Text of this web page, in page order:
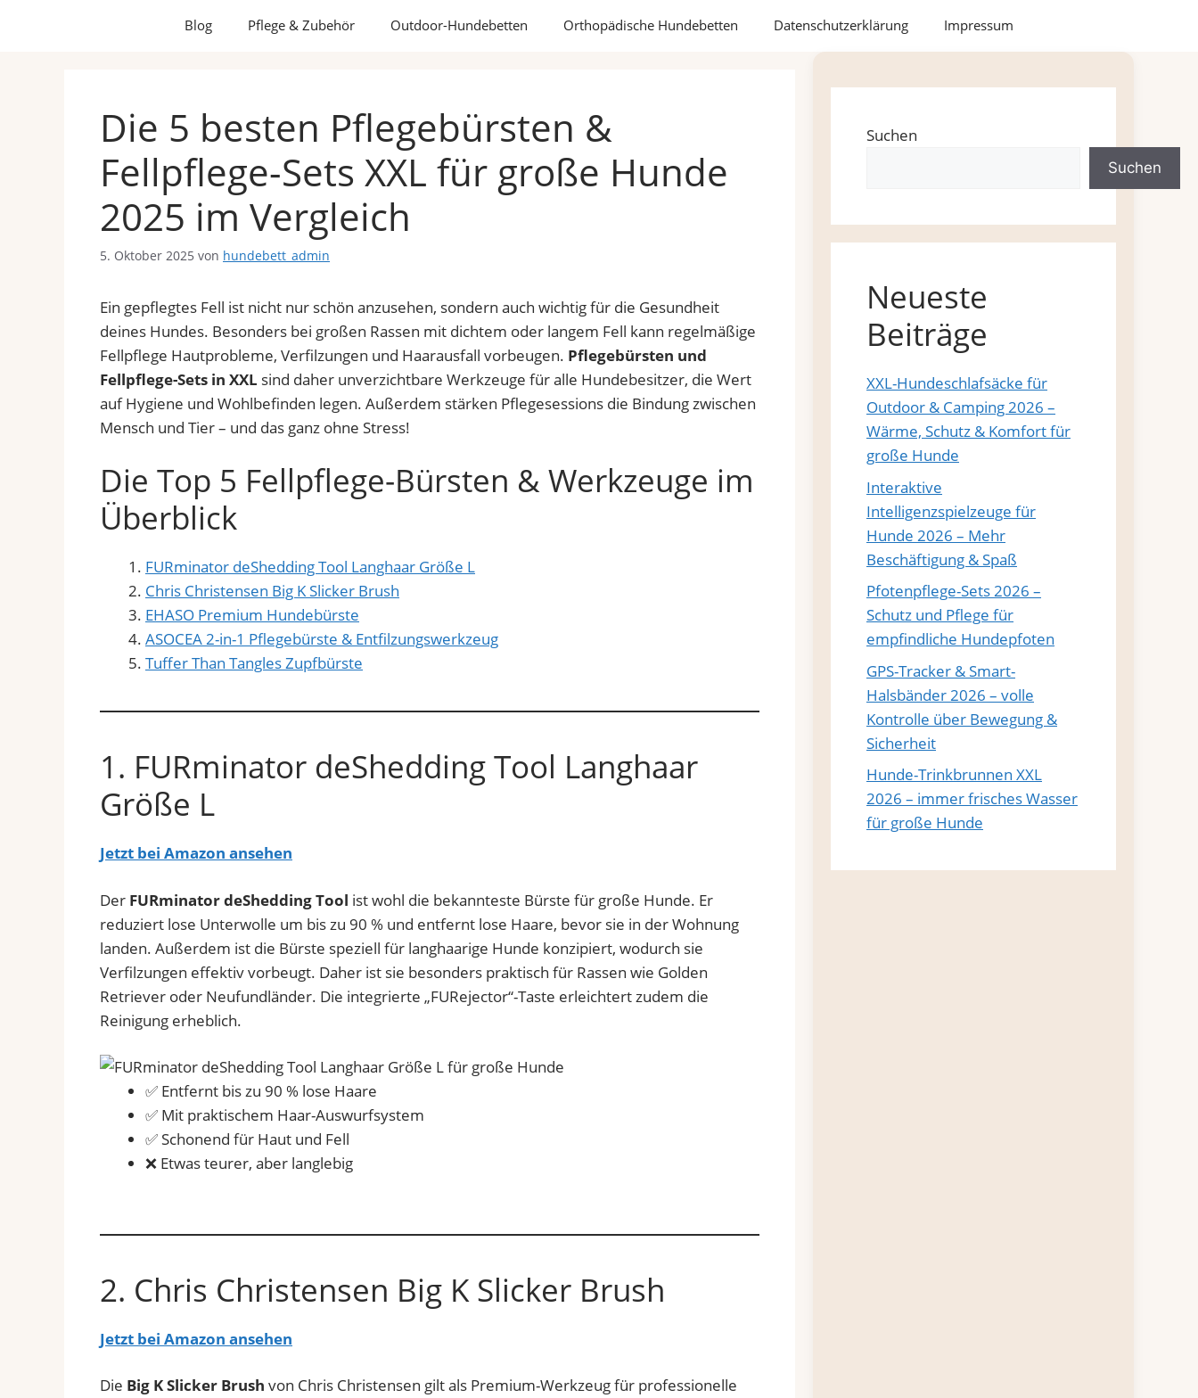
Blog Pflege & Zubehör Outdoor-Hundebetten Orthopädische Hundebetten Datenschutzerklärung Impressum
Die 5 besten Pflegebürsten &
Fellpflege-Sets XXL für große Hunde
2025 im Vergleich
5. Oktober 2025 von hundebett_admin
Ein gepflegtes Fell ist nicht nur schön anzusehen, sondern auch wichtig für die Gesundheit
deines Hundes. Besonders bei großen Rassen mit dichtem oder langem Fell kann regelmäßige
Fellpflege Hautprobleme, Verfilzungen und Haarausfall vorbeugen. Pflegebürsten und
Fellpflege-Sets in XXL sind daher unverzichtbare Werkzeuge für alle Hundebesitzer, die Wert
auf Hygiene und Wohlbefinden legen. Außerdem stärken Pflegesessions die Bindung zwischen
Mensch und Tier – und das ganz ohne Stress!
Die Top 5 Fellpflege-Bürsten & Werkzeuge im
Überblick
FURminator deShedding Tool Langhaar Größe L
Chris Christensen Big K Slicker Brush
EHASO Premium Hundebürste
ASOCEA 2-in-1 Pflegebürste & Entfilzungswerkzeug
Tuffer Than Tangles Zupfbürste
1. FURminator deShedding Tool Langhaar
Größe L
Jetzt bei Amazon ansehen
Der FURminator deShedding Tool ist wohl die bekannteste Bürste für große Hunde. Er
reduziert lose Unterwolle um bis zu 90 % und entfernt lose Haare, bevor sie in der Wohnung
landen. Außerdem ist die Bürste speziell für langhaarige Hunde konzipiert, wodurch sie
Verfilzungen effektiv vorbeugt. Daher ist sie besonders praktisch für Rassen wie Golden
Retriever oder Neufundländer. Die integrierte „FURejector“-Taste erleichtert zudem die
Reinigung erheblich.
✅ Entfernt bis zu 90 % lose Haare
✅ Mit praktischem Haar-Auswurfsystem
✅ Schonend für Haut und Fell
❌ Etwas teurer, aber langlebig
2. Chris Christensen Big K Slicker Brush
Jetzt bei Amazon ansehen
Die Big K Slicker Brush von Chris Christensen gilt als Premium-Werkzeug für professionelle
Suchen
Suchen
Neueste
Beiträge
XXL-Hundeschlafsäcke für
Outdoor & Camping 2026 –
Wärme, Schutz & Komfort für
große Hunde
Interaktive
Intelligenzspielzeuge für
Hunde 2026 – Mehr
Beschäftigung & Spaß
Pfotenpflege-Sets 2026 –
Schutz und Pflege für
empfindliche Hundepfoten
GPS-Tracker & Smart-
Halsbänder 2026 – volle
Kontrolle über Bewegung &
Sicherheit
Hunde-Trinkbrunnen XXL
2026 – immer frisches Wasser
für große Hunde